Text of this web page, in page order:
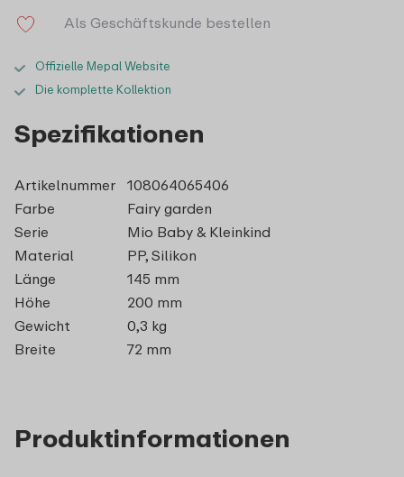
Als Geschäftskunde bestellen
Offizielle Mepal Website
Die komplette Kollektion
Produktinformationen
Spezifikationen
Artikelnummer
108064065406
Farbe
Fairy garden
Serie
Mio Baby & Kleinkind
Material
PP, Silikon
Länge
145 mm
Höhe
200 mm
Gewicht
0,3 kg
Breite
72 mm